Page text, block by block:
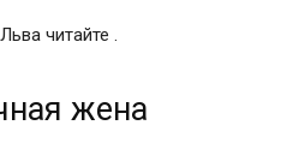
читайте .
жена